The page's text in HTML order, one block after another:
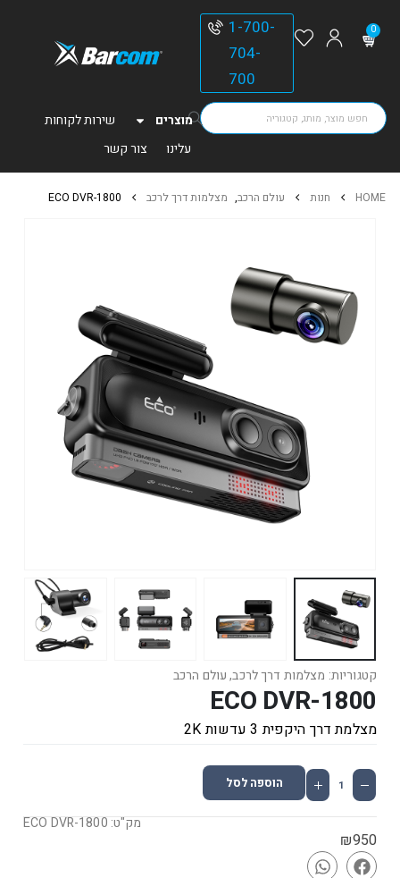
0
1-700-
704-
700
מוצרים
שירות לקוחות
עלינו
צור קשר
HOME חנות עולם הרכב, מצלמות דרך לרכב ECO DVR-1800
קטגוריות: מצלמות דרך לרכב,עולם הרכב
ECO DVR-1800
מצלמת דרך היקפית 3 עדשות 2K
₪950
מק"ט: ECO DVR-1800
הוספה לסל